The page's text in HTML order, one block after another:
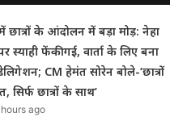
में छात्रों के आंदोलन में बड़ा मोड़: नेहा
स्याही फेंकी गई, वार्ता के लिए बना
CM हेमंत सोरेन बोले-‘छात्रों
सिर्फ छात्रों के साथ’
ago